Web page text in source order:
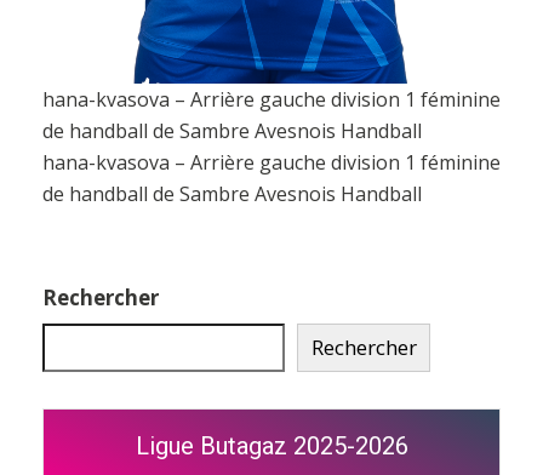
hana-kvasova – Arrière gauche division 1 féminine
de handball de Sambre Avesnois Handball
hana-kvasova – Arrière gauche division 1 féminine
de handball de Sambre Avesnois Handball
Rechercher
Rechercher
Ligue Butagaz 2025-2026